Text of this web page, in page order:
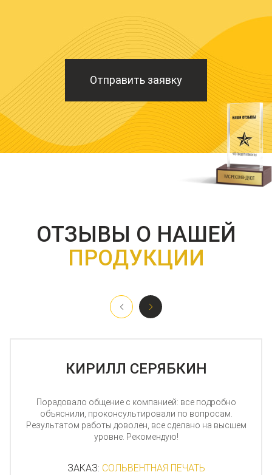
Отправить заявку
ОТЗЫВЫ О НАШЕЙ
ПРОДУКЦИИ
КИРИЛЛ СЕРЯБКИН
Порадовало общение с компанией: все подробно
объяснили, проконсультировали по вопросам.
Результатом работы доволен, все сделано на высшем
уровне. Рекомендую!
ЗАКАЗ: СОЛЬВЕНТНАЯ ПЕЧАТЬ